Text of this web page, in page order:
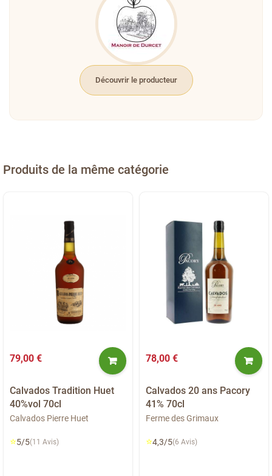
Découvrir le producteur
Produits de la même catégorie
79,00 €
Calvados Tradition Huet
40%vol 70cl
Calvados Pierre Huet
⭐5/5(11 Avis)
78,00 €
Calvados 20 ans Pacory
41% 70cl
Ferme des Grimaux
⭐4,3/5(6 Avis)